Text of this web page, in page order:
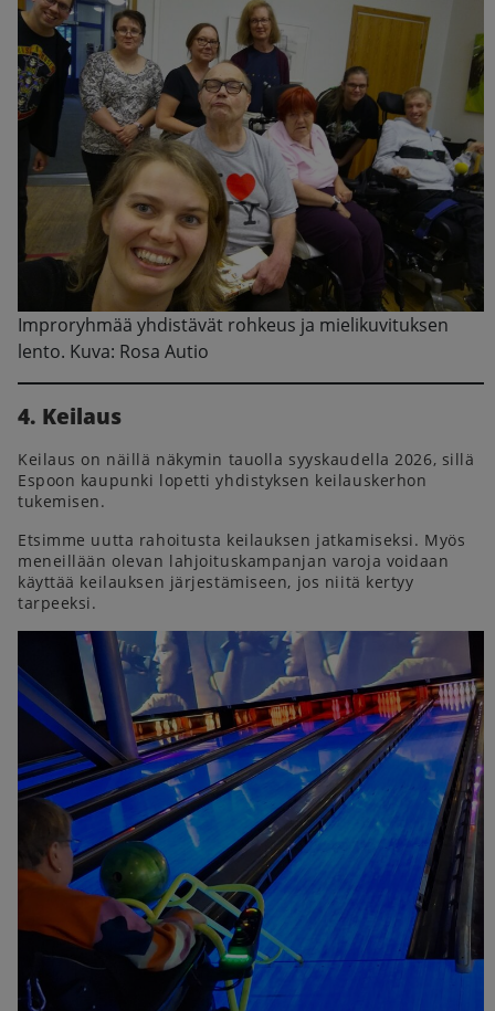
Improryhmää yhdistävät rohkeus ja mielikuvituksen
lento. Kuva: Rosa Autio
4. Keilaus
Keilaus on näillä näkymin tauolla syyskaudella 2026, sillä
Espoon kaupunki lopetti yhdistyksen keilauskerhon
tukemisen.
Etsimme uutta rahoitusta keilauksen jatkamiseksi. Myös
meneillään olevan lahjoituskampanjan varoja voidaan
käyttää keilauksen järjestämiseen, jos niitä kertyy
tarpeeksi.